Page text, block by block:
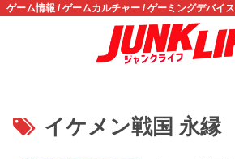
ゲーム情報 / ゲームカルチャー / ゲーミングデバイス
イケメン戦国 永縁